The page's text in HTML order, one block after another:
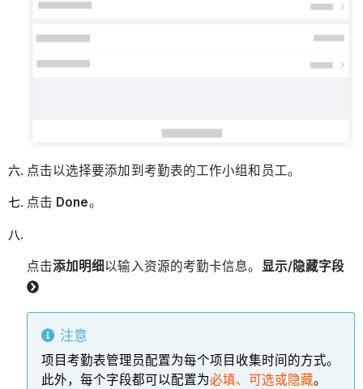
点击以选择要添加到考勤表的工作小组和员工。
点击 Done。
点击添加明细以输入资源的考勤卡信息。 显示/隐藏字段
注意
项目考勤表管理员配置为每个项目收集时间的方式。
此外，每个字段都可以配置为必填、可选或隐藏。